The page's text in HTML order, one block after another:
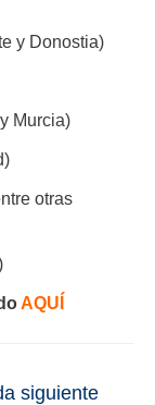
y Donostia)
Murcia)
otras
AQUÍ
siguiente